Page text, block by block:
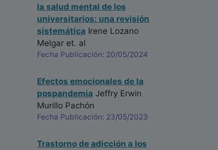
la salud mental de los
universitarios: una revisión
sistemática Irene Lozano
Melgar et. al
Fecha Publicación: 20/05/2024
Efectos emocionales de la
pospandemia Jeffry Erwin
Murillo Pachón
Fecha Publicación: 23/05/2023
Trastorno de adicción a los